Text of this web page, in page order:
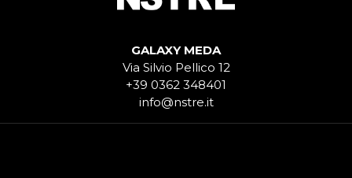
GALAXY MEDA
Via Silvio Pellico 12
+39 0362 348401
info@nstre.it